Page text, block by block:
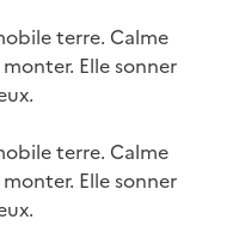
terre. Calme
Elle sonner
terre. Calme
Elle sonner